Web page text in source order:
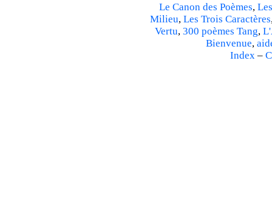
Le Canon des Poèmes,
Milieu, Les Trois Caractères
Vertu, 300 poèmes Tang,
Bienvenue,
Index –